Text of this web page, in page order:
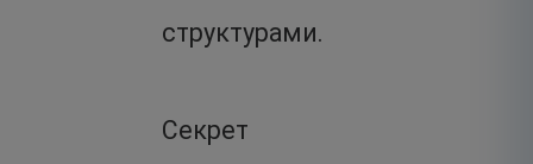
структурами.
Секрет